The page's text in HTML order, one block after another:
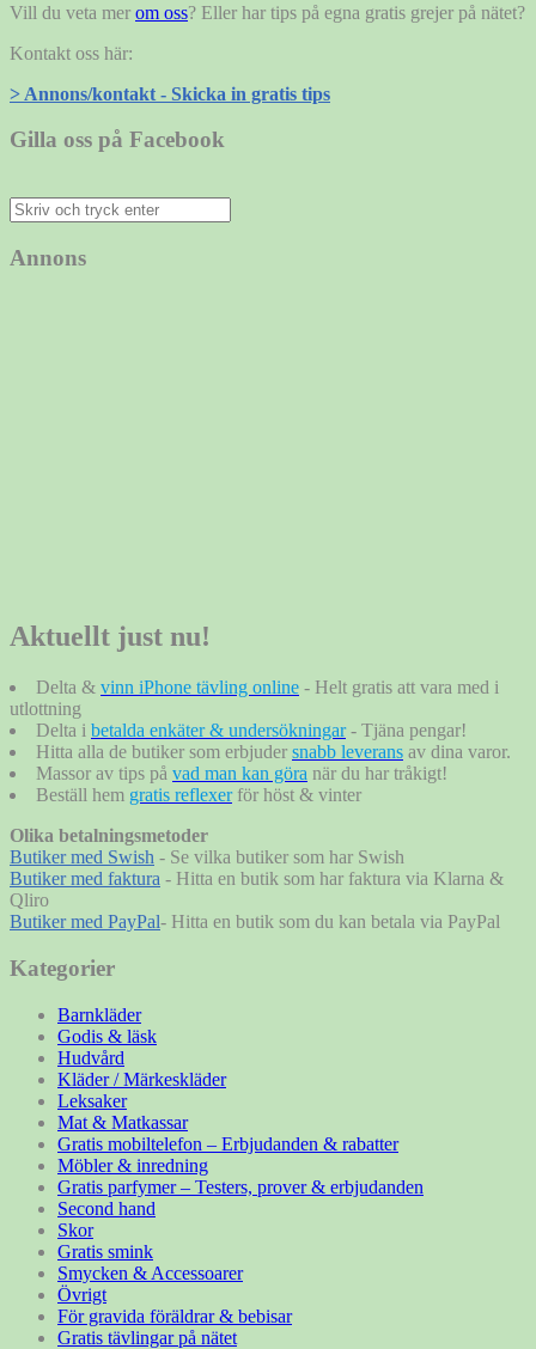
Vill du veta mer om oss? Eller har tips på egna gratis grejer på nätet?
Kontakt oss här:
> Annons/kontakt - Skicka in gratis tips
Gilla oss på Facebook
Sök
efter:
Annons
Aktuellt just nu!
Delta & vinn iPhone tävling online - Helt gratis att vara med i
utlottning
Delta i betalda enkäter & undersökningar - Tjäna pengar!
Hitta alla de butiker som erbjuder snabb leverans av dina varor.
Massor av tips på vad man kan göra när du har tråkigt!
Beställ hem gratis reflexerför höst & vinter
Olika betalningsmetoder
Butiker med Swish - Se vilka butiker som har Swish
Butiker med faktura - Hitta en butik som har faktura via Klarna &
Qliro
Butiker med PayPal- Hitta en butik som du kan betala via PayPal
Kategorier
Barnkläder
Godis & läsk
Hudvård
Kläder / Märkeskläder
Leksaker
Mat & Matkassar
Gratis mobiltelefon – Erbjudanden & rabatter
Möbler & inredning
Gratis parfymer – Testers, prover & erbjudanden
Second hand
Skor
Gratis smink
Smycken & Accessoarer
Övrigt
För gravida föräldrar & bebisar
Gratis tävlingar på nätet